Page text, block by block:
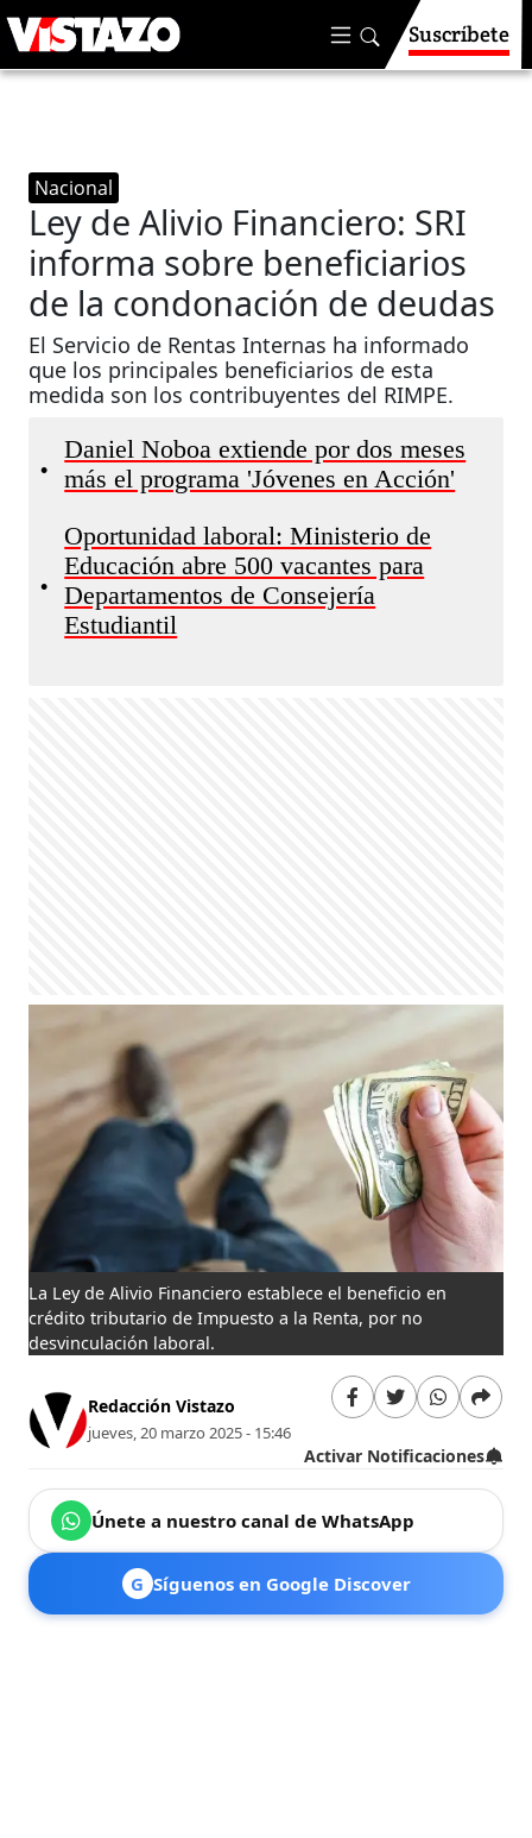
Suscríbete
Nacional
Ley de Alivio Financiero: SRI
informa sobre beneficiarios
de la condonación de deudas
El Servicio de Rentas Internas ha informado
que los principales beneficiarios de esta
medida son los contribuyentes del RIMPE.
•
Daniel Noboa extiende por dos meses
más el programa 'Jóvenes en Acción'
•
Oportunidad laboral: Ministerio de
Educación abre 500 vacantes para
Departamentos de Consejería
Estudiantil
La Ley de Alivio Financiero establece el beneficio en
crédito tributario de Impuesto a la Renta, por no
desvinculación laboral.
Redacción Vistazo
jueves, 20 marzo 2025 - 15:46
Activar Notificaciones
Únete a nuestro canal de WhatsApp
G Síguenos en Google Discover